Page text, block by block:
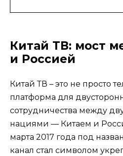
Китай ТВ: мост
и Россией
Китай ТВ – это не просто
платформа для
сотрудничества между
нациями — Китаем и
марта 2017 года под
канал стал символом